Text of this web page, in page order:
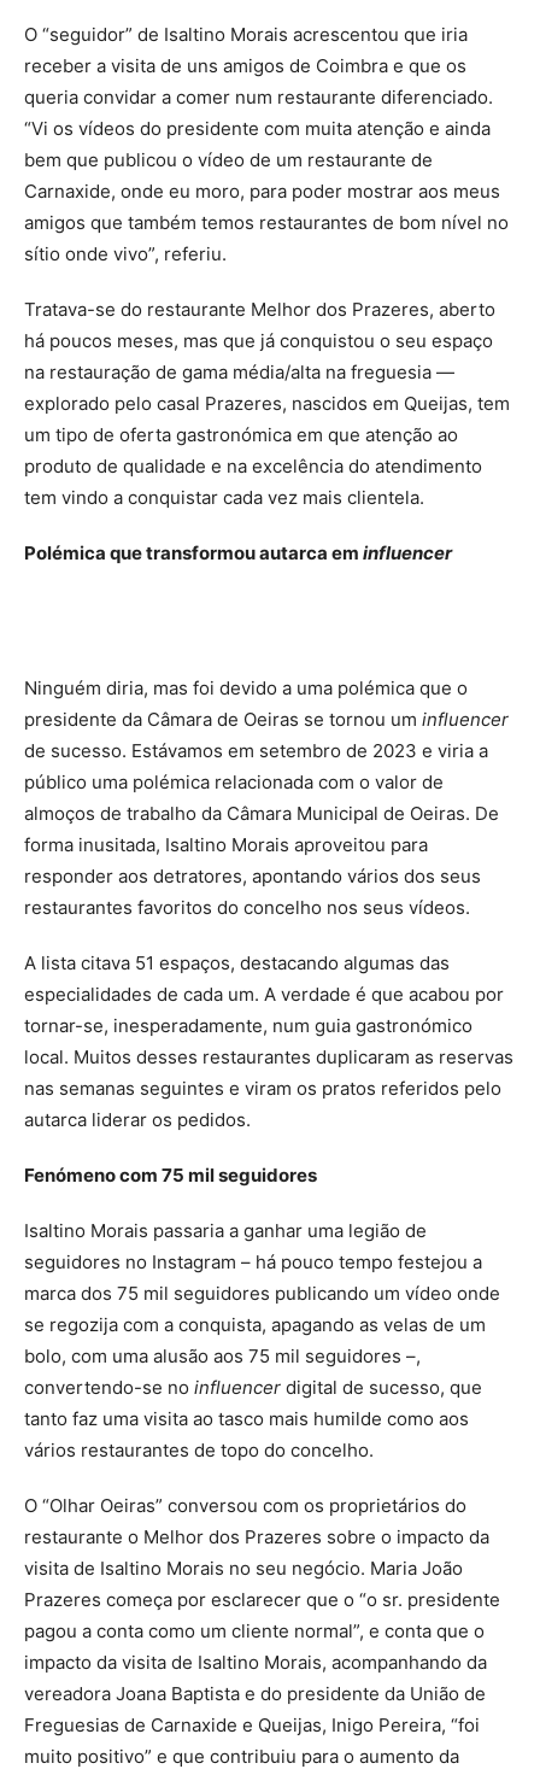
O “seguidor” de Isaltino Morais acrescentou que iria
receber a visita de uns amigos de Coimbra e que os
queria convidar a comer num restaurante diferenciado.
“Vi os vídeos do presidente com muita atenção e ainda
bem que publicou o vídeo de um restaurante de
Carnaxide, onde eu moro, para poder mostrar aos meus
amigos que também temos restaurantes de bom nível no
sítio onde vivo”, referiu.
Tratava-se do restaurante Melhor dos Prazeres, aberto
há poucos meses, mas que já conquistou o seu espaço
na restauração de gama média/alta na freguesia —
explorado pelo casal Prazeres, nascidos em Queijas, tem
um tipo de oferta gastronómica em que atenção ao
produto de qualidade e na excelência do atendimento
tem vindo a conquistar cada vez mais clientela.
Polémica que transformou autarca em influencer
Ninguém diria, mas foi devido a uma polémica que o
presidente da Câmara de Oeiras se tornou um influencer
de sucesso. Estávamos em setembro de 2023 e viria a
público uma polémica relacionada com o valor de
almoços de trabalho da Câmara Municipal de Oeiras. De
forma inusitada, Isaltino Morais aproveitou para
responder aos detratores, apontando vários dos seus
restaurantes favoritos do concelho nos seus vídeos.
A lista citava 51 espaços, destacando algumas das
especialidades de cada um. A verdade é que acabou por
tornar-se, inesperadamente, num guia gastronómico
local. Muitos desses restaurantes duplicaram as reservas
nas semanas seguintes e viram os pratos referidos pelo
autarca liderar os pedidos.
Fenómeno com 75 mil seguidores
Isaltino Morais passaria a ganhar uma legião de
seguidores no Instagram – há pouco tempo festejou a
marca dos 75 mil seguidores publicando um vídeo onde
se regozija com a conquista, apagando as velas de um
bolo, com uma alusão aos 75 mil seguidores –,
convertendo-se no influencer digital de sucesso, que
tanto faz uma visita ao tasco mais humilde como aos
vários restaurantes de topo do concelho.
O “Olhar Oeiras” conversou com os proprietários do
restaurante o Melhor dos Prazeres sobre o impacto da
visita de Isaltino Morais no seu negócio. Maria João
Prazeres começa por esclarecer que o “o sr. presidente
pagou a conta como um cliente normal”, e conta que o
impacto da visita de Isaltino Morais, acompanhando da
vereadora Joana Baptista e do presidente da União de
Freguesias de Carnaxide e Queijas, Inigo Pereira, “foi
muito positivo” e que contribuiu para o aumento da